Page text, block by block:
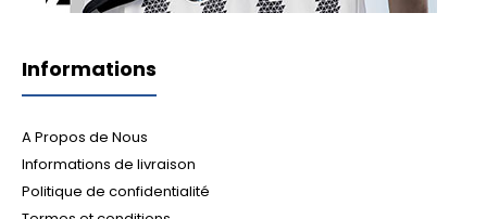
Informations
A Propos de Nous
Informations de livraison
Politique de confidentialité